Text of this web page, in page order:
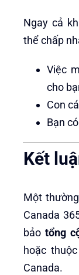
Ngay cả
thể chấp
Việc
cho
Con
Bạn
Kết
Một
Canada
bảo tổng
hoặc
Canada.